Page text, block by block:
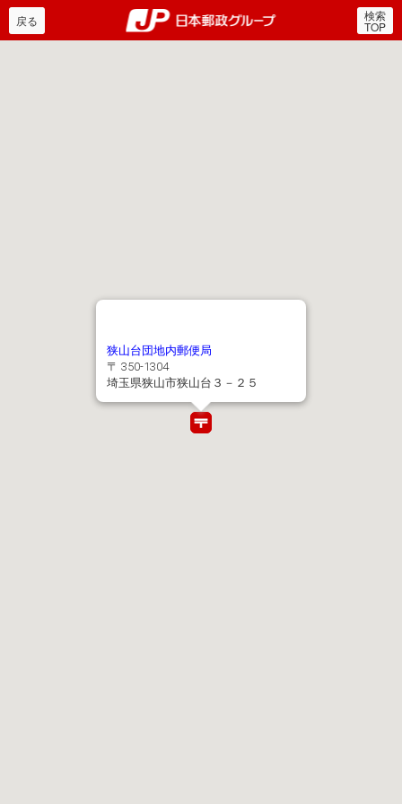
郵便局・日本郵政グルー
戻る 検索
TOP
狭山台団地内郵便局
〒 350-1304
埼玉県狭山市狭山台３－２５